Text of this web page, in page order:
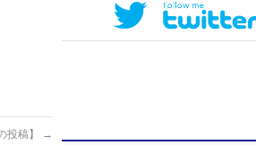
投稿】 →